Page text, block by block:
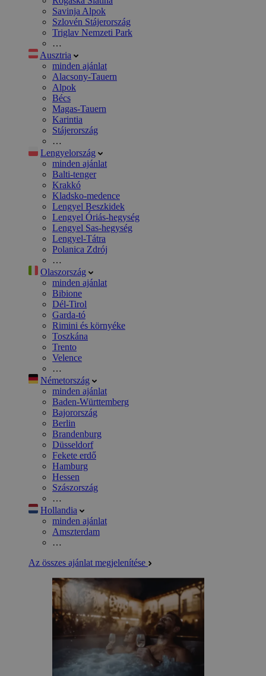
Savinja Alpok
Szlovén Stájerország
Triglav Nemzeti Park
…
Ausztria
minden ajánlat
Alacsony-Tauern
Alpok
Bécs
Magas-Tauern
Karintia
Stájerország
…
Lengyelország
minden ajánlat
Balti-tenger
Krakkó
Kladsko-medence
Lengyel Beszkidek
Lengyel Óriás-hegység
Lengyel Sas-hegység
Lengyel-Tátra
Polanica Zdrój
…
Olaszország
minden ajánlat
Bibione
Dél-Tirol
Garda-tó
Rimini és környéke
Toszkána
Trento
Velence
…
Németország
minden ajánlat
Baden-Württemberg
Bajorország
Berlin
Brandenburg
Düsseldorf
Fekete erdő
Hamburg
Hessen
Szászország
…
Hollandia
minden ajánlat
Amszterdam
…
Az összes ajánlat megjelenítése